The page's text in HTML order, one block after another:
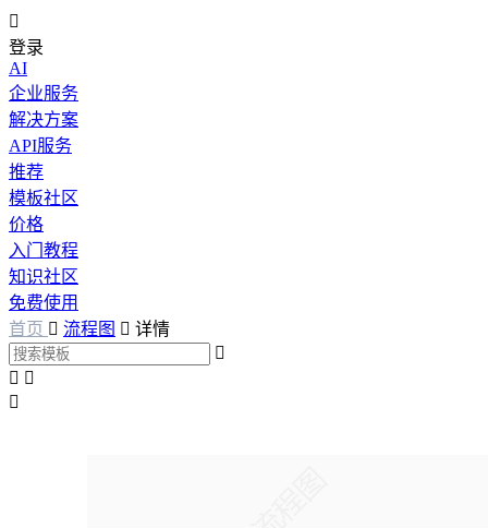

登录
AI
企业服务
解决方案
API服务
推荐
模板社区
价格
入门教程
知识社区
免费使用
首页  流程图  详情

 
